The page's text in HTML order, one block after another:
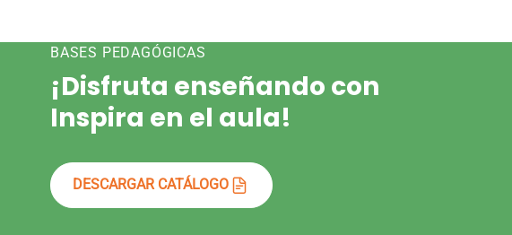
BASES PEDAGÓGICAS
¡Disfruta enseñando con
Inspira en el aula!
DESCARGAR CATÁLOGO